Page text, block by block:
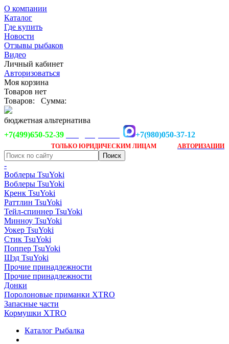
О компании
Каталог
Где купить
Новости
Отзывы рыбаков
Видео
Личный кабинет
Авторизоваться
Моя корзина
Товаров нет
Товаров:
Сумма:
бюджетная альтернатива
+7(499)650-52-39
+7(980)050-37-12
ТОЛЬКО ЮРИДИЧЕСКИМ ЛИЦАМ АВТОРИЗАЦИИ
-
Воблеры TsuYoki
Воблеры TsuYoki
Кренк TsuYoki
Раттлин TsuYoki
Тейл-спиннер TsuYoki
Минноу TsuYoki
Уокер TsuYoki
Стик TsuYoki
Поппер TsuYoki
Шэд TsuYoki
Прочие принадлежности
Прочие принадлежности
Донки
Поролоновые приманки XTRO
Запасные части
Кормушки XTRO
Каталог Рыбалка